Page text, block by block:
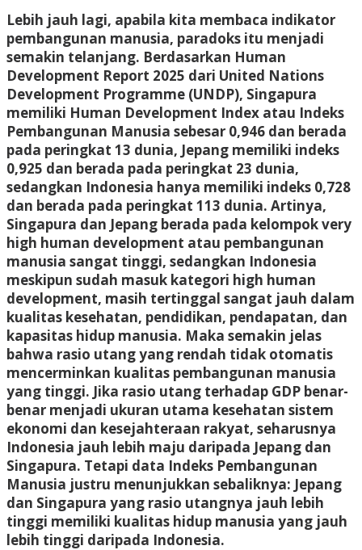
Lebih jauh lagi, apabila kita membaca indikator
pembangunan manusia, paradoks itu menjadi
semakin telanjang. Berdasarkan Human
Development Report 2025 dari United Nations
Development Programme (UNDP), Singapura
memiliki Human Development Index atau Indeks
Pembangunan Manusia sebesar 0,946 dan berada
pada peringkat 13 dunia, Jepang memiliki indeks
0,925 dan berada pada peringkat 23 dunia,
sedangkan Indonesia hanya memiliki indeks 0,728
dan berada pada peringkat 113 dunia. Artinya,
Singapura dan Jepang berada pada kelompok very
high human development atau pembangunan
manusia sangat tinggi, sedangkan Indonesia
meskipun sudah masuk kategori high human
development, masih tertinggal sangat jauh dalam
kualitas kesehatan, pendidikan, pendapatan, dan
kapasitas hidup manusia. Maka semakin jelas
bahwa rasio utang yang rendah tidak otomatis
mencerminkan kualitas pembangunan manusia
yang tinggi. Jika rasio utang terhadap GDP benar-
benar menjadi ukuran utama kesehatan sistem
ekonomi dan kesejahteraan rakyat, seharusnya
Indonesia jauh lebih maju daripada Jepang dan
Singapura. Tetapi data Indeks Pembangunan
Manusia justru menunjukkan sebaliknya: Jepang
dan Singapura yang rasio utangnya jauh lebih
tinggi memiliki kualitas hidup manusia yang jauh
lebih tinggi daripada Indonesia.